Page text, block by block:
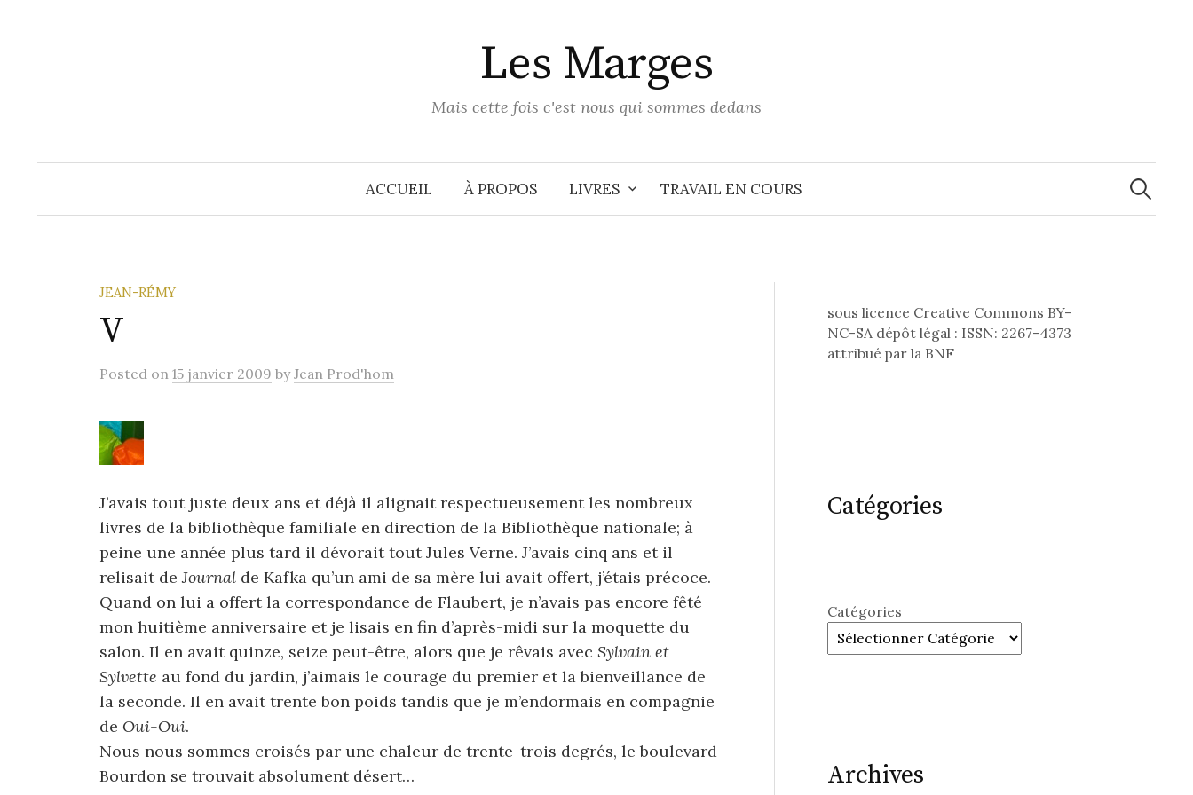
Les Marges
Mais cette fois c'est nous qui sommes dedans
ACCUEIL À PROPOS LIVRES TRAVAIL EN COURS
JEAN-RÉMY
V
Posted on 15 janvier 2009 byJean Prod'hom
J’avais tout juste deux ans et déjà il alignait respectueusement les nombreux
livres de la bibliothèque familiale en direction de la Bibliothèque nationale; à
peine une année plus tard il dévorait tout Jules Verne. J’avais cinq ans et il
relisait deJournal de Kafka qu’un ami de sa mère lui avait offert, j’étais précoce.
Quand on lui a offert la correspondance de Flaubert, je n’avais pas encore fêté
mon huitième anniversaire et je lisais en fin d’après-midi sur la moquette du
salon. Il en avait quinze, seize peut-être, alors que je rêvais avec Sylvain et
Sylvette au fond du jardin, j’aimais le courage du premier et la bienveillance de
la seconde. Il en avait trente bon poids tandis que je m’endormais en compagnie
de Oui-Oui.
Nous nous sommes croisés par une chaleur de trente-trois degrés, le boulevard
Bourdon se trouvait absolument désert…
sous licence Creative Commons BY-
NC-SA dépôt légal : ISSN: 2267-4373
attribué par la BNF
Catégories
Catégories
Archives